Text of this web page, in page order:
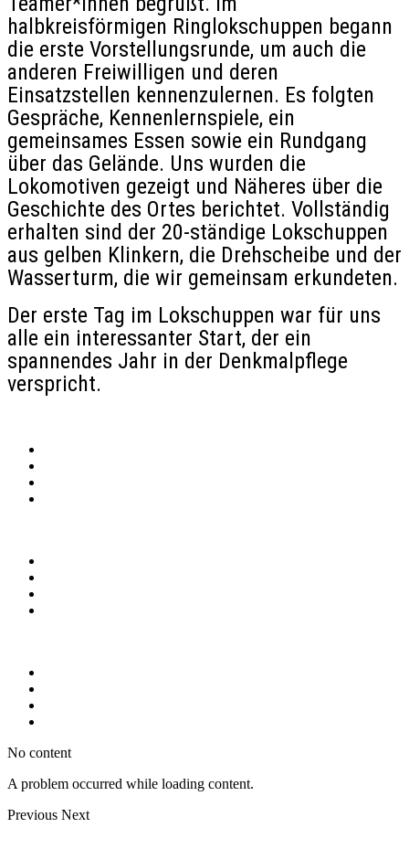
halbkreisförmigen Ringlokschuppen begann
die erste Vorstellungsrunde, um auch die
anderen Freiwilligen und deren
Einsatzstellen kennenzulernen. Es folgten
Gespräche, Kennenlernspiele, ein
gemeinsames Essen sowie ein Rundgang
über das Gelände. Uns wurden die
Lokomotiven gezeigt und Näheres über die
Geschichte des Ortes berichtet. Vollständig
erhalten sind der 20-ständige Lokschuppen
aus gelben Klinkern, die Drehscheibe und der
Wasserturm, die wir gemeinsam erkundeten.
Der erste Tag im Lokschuppen war für uns
alle ein interessanter Start, der ein
spannendes Jahr in der Denkmalpflege
verspricht.
No content
A problem occurred while loading content.
Previous Next